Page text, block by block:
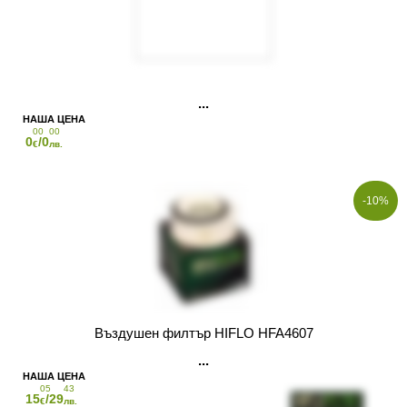
0
00
€/0
00
лв.
-10%
Въздушен филтър HIFLO HFA4607
15
05
€/29
43
лв.